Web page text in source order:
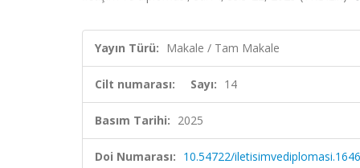
Yayın Türü: Makale / Tam Makale
Cilt numarası: Sayı: 14
Basım Tarihi: 2025
Doi Numarası: 10.54722/